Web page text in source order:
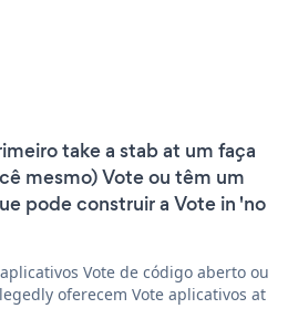
take a stab at um faça
mesmo) Vote ou têm um
pode construir a Vote in 'no
Vote de código aberto ou
oferecem Vote aplicativos at